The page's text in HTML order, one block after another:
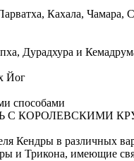
Кахала, Чaмара,
Дурадхура и
Йог
способами
С КОРОЛЕВСКИМИ
Кендры в различных
и Трикона, имеющие